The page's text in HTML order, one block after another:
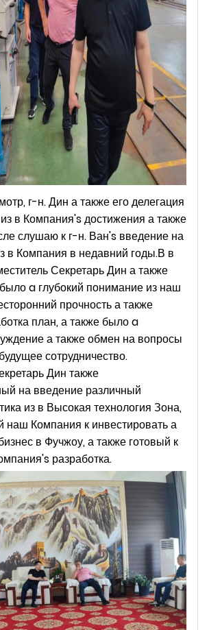
г-н. Дин а также его делегация
в Компания's достижения а также
слушаю к г-н. Ван's введение на
в Компания в недавний годы.В в
Секретарь Дин а также
a глубокий понимание из наш
прочность а также
план, а также было a
а также обмен на вопросы
сотрудничество.
Дин также
на введение различный
из в Высокая технология Зона,
наш Компания к инвестировать а
в Фучжоу, а также готовый к
разработка.